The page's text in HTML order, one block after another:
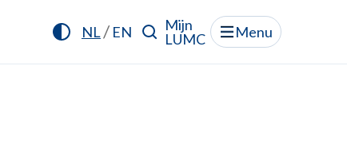
NL/ EN
Mijn
LUMC
Menu